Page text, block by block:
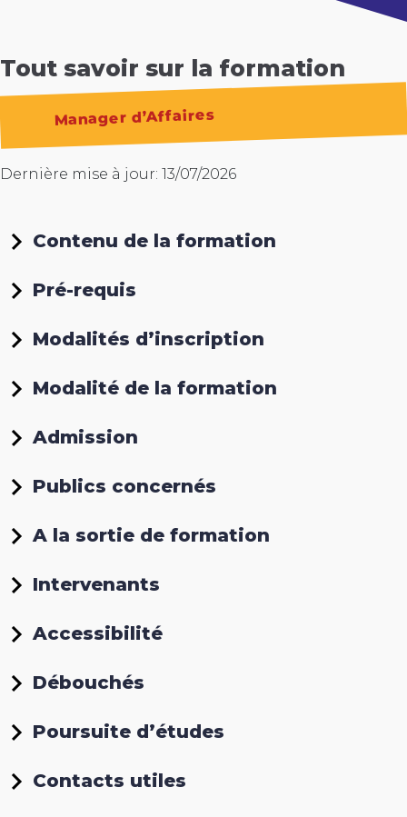
Tout savoir sur la formation
Manager d’Affaires
Dernière mise à jour: 13/07/2026
Contenu de la formation
Pré-requis
Modalités d’inscription
Modalité de la formation
Admission
Publics concernés
A la sortie de formation
Intervenants
Accessibilité
Débouchés
Poursuite d’études
Contacts utiles